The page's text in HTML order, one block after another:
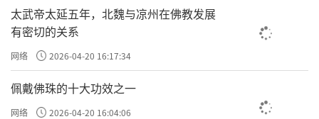
太武帝太延五年，北魏与凉州在佛教发展
有密切的关系
网络 2026-04-20 16:17:34
佩戴佛珠的十大功效之一
网络 2026-04-20 16:04:06